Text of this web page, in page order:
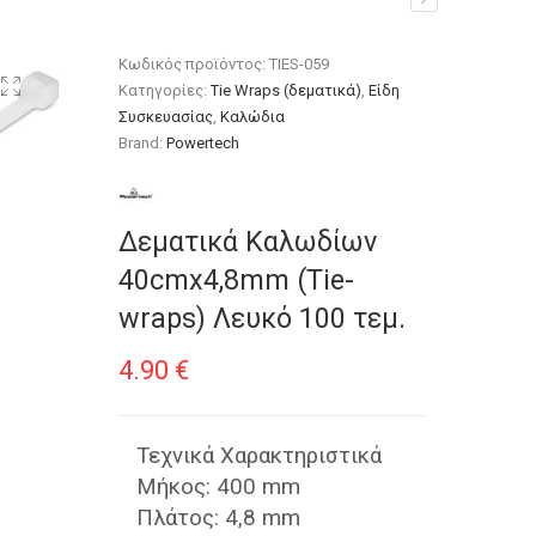
Κωδικός προϊόντος:TIES-059
Κατηγορίες:Tie Wraps (δεματικά),Είδη
Συσκευασίας,Καλώδια
Brand:Powertech
Δεματικά Καλωδίων
40cmx4,8mm (Τie-
wraps) Λευκό 100 τεμ.
4.90 €
Τεχνικά Χαρακτηριστικά
Μήκος: 400 mm
Πλάτος: 4,8 mm